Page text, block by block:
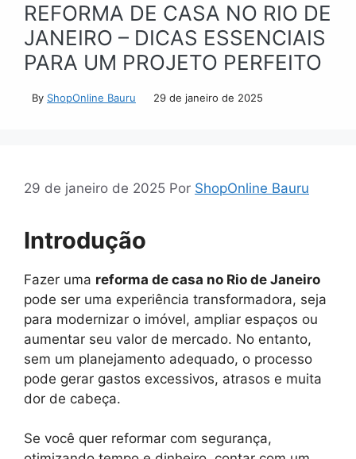
REFORMA DE CASA NO RIO DE
JANEIRO – DICAS ESSENCIAIS
PARA UM PROJETO PERFEITO
By ShopOnline Bauru 29 de janeiro de 2025
29 de janeiro de 2025 Por ShopOnline Bauru
Introdução
Fazer uma reforma de casa no Rio de Janeiro
pode ser uma experiência transformadora, seja
para modernizar o imóvel, ampliar espaços ou
aumentar seu valor de mercado. No entanto,
sem um planejamento adequado, o processo
pode gerar gastos excessivos, atrasos e muita
dor de cabeça.
Se você quer reformar com segurança,